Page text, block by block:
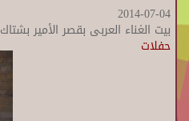
2014-07-04
بيت الغناء العربى بقصر الأمير بشتاك
حفلات